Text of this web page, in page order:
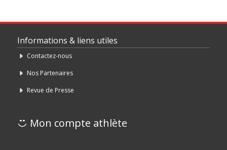
Informations & liens utiles
Contactez-nous
Nos Partenaires
Revue de Presse
Mon compte athlète